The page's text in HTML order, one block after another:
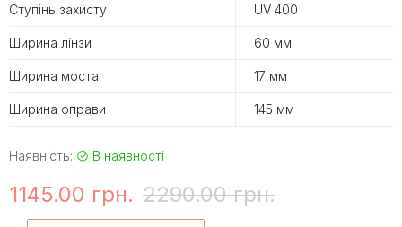
Ступінь захисту UV 400
Ширина лінзи 60 мм
Ширина моста 17 мм
Ширина оправи 145 мм
Наявність: В наявності
1145.00 грн. 2290.00 грн.